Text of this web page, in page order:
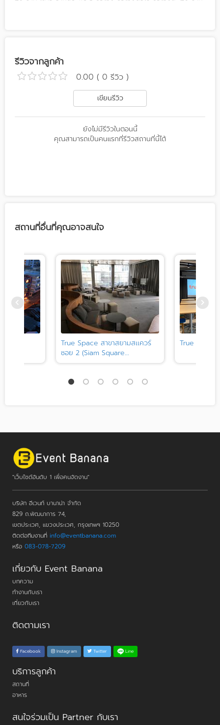
รีวิวจากลูกค้า
0.00 ( 0 รีวิว )
เขียนรีวิว
ยังไม่มีรีวิวในตอนนี้
คุณสามารถเป็นคนแรกที่รีวิวสถานที่นี้ได้
สถานที่อื่นที่คุณอาจสนใจ
True Space สาขาสยามสเเควร์
ซอย 2 (Siam Square...
True
"เว็บไซต์อันดับ 1 เพื่อคนจัดงาน"
บริษัท อีเวนท์ บานาน่า จำกัด
829 ถ.พัฒนาการ 74,
เขตประเวศ, แขวงประเวศ, กรุงเทพฯ 10250
ติดต่อทีมงานที่ info@eventbanana.com
หรือ 083-078-7209
เกี่ยวกับ Event Banana
บทความ
ทำงานกับเรา
เกี่ยวกับเรา
ติดตามเรา
Facebook Instagram Twitter Line
บริการลูกค้า
สถานที่
อาหาร
สนใจร่วมเป็น Partner กับเรา